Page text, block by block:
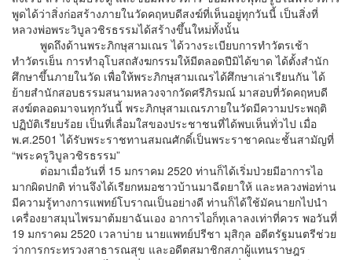
พูดได้ว่าสิ่งก่อสร้างภายในวัดคฤหบดีสงฆ์ที่เห็นอยู่ทุกวันนี้ เป็นสิ่งที่
หลวงพ่อพระวิบูลวชิรธรรมได้สร้างขึ้นใหม่ทั้งนั้น
พูดถึงด้านพระภิกษุสามเณร ได้วางระเบียบการทำวัตรเช้า
ทำวัตรเย็น การทำอุโบสถสังฆกรรมให้มีตลอดปีมิได้ขาด ได้ตั้งสำนัก
ศึกษาขึ้นภายในวัด เพื่อให้พระภิกษุสามเณรได้ศึกษาเล่าเรียนกัน ได้
ย้ายสำนักสอบธรรมสนามหลวงจากวัดศรีภิรมณ์ มาสอบที่วัดคฤหบดี
สงฆ์ตลอดมาจนทุกวันนี้ พระภิกษุสามเณรภายในวัดมีความประพฤติ
ปฏิบัติเรียบร้อย เป็นที่เลื่อมใสของประชาชนที่ได้พบเห็นทั่วไป เมื่อ
พ.ศ.2501 ได้รับพระราชทานสมณศักดิ์เป็นพระราชาคณะชั้นสามัญที่
“พระครูวิบูลวชิรธรรม”
ต่อมาเมื่อวันที่ 15 มกราคม 2520 ท่านก็ได้เริ่มป่วยมีอาการไอ
มากผิดปกติ ท่านจึงได้เรียกหมอชาวบ้านมาฉีดยาให้ และหลวงพ่อท่าน
มีความรู้ทางการแพทย์โบราณเป็นอย่างดี ท่านก็ได้ใช้มัคนายกไปนำ
เครื่องยาสมุนไพรมาต้มยาฉันเอง อาการไอก็ทุเลาลงเท่าที่ควร พอวันที่
19 มกราคม 2520 เวลาบ่าย นายแพทย์ปรีชา มุสิกุล อดีตรัฐมนตรีช่วย
ว่าการกระทรวงสาธารณสุข และอดีตสมาชิกสภาผู้แทนราษฎร